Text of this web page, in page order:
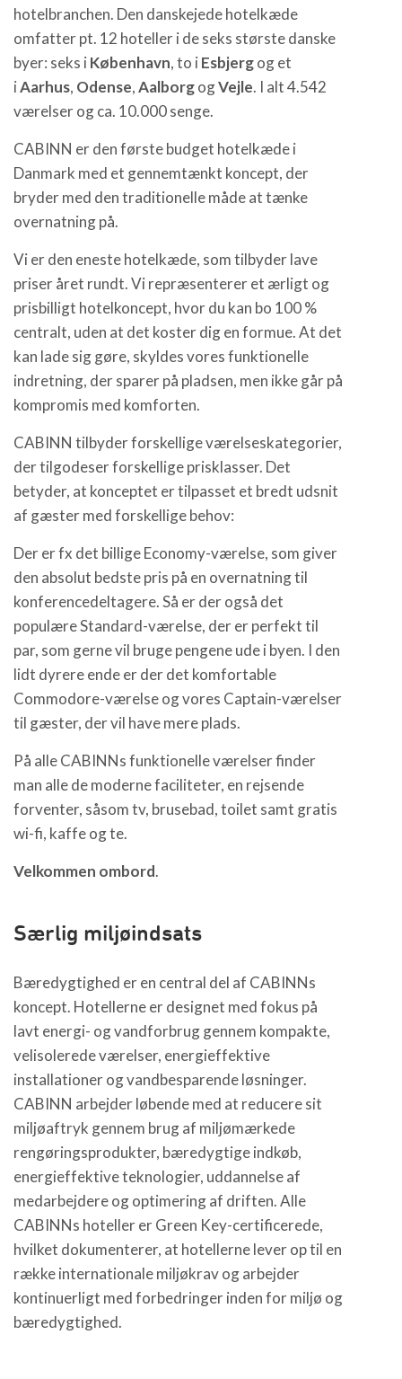
hotelbranchen. Den danskejede hotelkæde
omfatter pt. 12 hoteller i de seks største danske
byer: seks i København, to i Esbjergog et
iAarhus, Odense,AalborgogVejle. I alt 4.542
værelser og ca. 10.000 senge.
CABINN er den første budget hotelkæde i
Danmark med et gennemtænkt koncept, der
bryder med den traditionelle måde at tænke
overnatning på.
Vi er den eneste hotelkæde, som tilbyder lave
priser året rundt. Vi repræsenterer et ærligt og
prisbilligt hotelkoncept, hvor du kan bo 100 %
centralt, uden at det koster dig en formue. At det
kan lade sig gøre, skyldes vores funktionelle
indretning, der sparer på pladsen, men ikke går på
kompromis med komforten.
CABINN tilbyder forskellige værelseskategorier,
der tilgodeser forskellige prisklasser. Det
betyder, at konceptet er tilpasset et bredt udsnit
af gæster med forskellige behov:
Der er fx det billige Economy-værelse, som giver
den absolut bedste pris på en overnatning til
konferencedeltagere. Så er der også det
populære Standard-værelse, der er perfekt til
par, som gerne vil bruge pengene ude i byen. I den
lidt dyrere ende er der det komfortable
Commodore-værelse og vores Captain-værelser
til gæster, der vil have mere plads.
På alle CABINNs funktionelle værelser finder
man alle de moderne faciliteter, en rejsende
forventer, såsom tv, brusebad, toilet samt gratis
wi-fi, kaffe og te.
Velkommen ombord.
Særlig miljøindsats
Bæredygtighed er en central del af CABINNs
koncept. Hotellerne er designet med fokus på
lavt energi- og vandforbrug gennem kompakte,
velisolerede værelser, energieffektive
installationer og vandbesparende løsninger.
CABINN arbejder løbende med at reducere sit
miljøaftryk gennem brug af miljømærkede
rengøringsprodukter, bæredygtige indkøb,
energieffektive teknologier, uddannelse af
medarbejdere og optimering af driften. Alle
CABINNs hoteller er Green Key-certificerede,
hvilket dokumenterer, at hotellerne lever op til en
række internationale miljøkrav og arbejder
kontinuerligt med forbedringer inden for miljø og
bæredygtighed.